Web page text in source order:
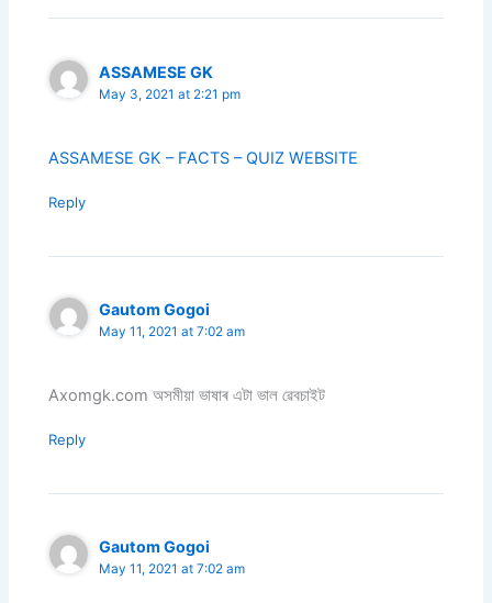
ASSAMESE GK
May 3, 2021 at 2:21 pm
ASSAMESE GK – FACTS – QUIZ WEBSITE
Reply
Gautom Gogoi
May 11, 2021 at 7:02 am
Axomgk.com অসমীয়া ভাষাৰ এটা ভাল ৱেবচাইট
Reply
Gautom Gogoi
May 11, 2021 at 7:02 am